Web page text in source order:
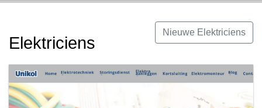
Nieuwe Elektriciens
Elektriciens